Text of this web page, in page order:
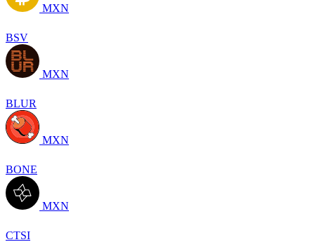
MXN
BSV
MXN
BLUR
MXN
BONE
MXN
CTSI